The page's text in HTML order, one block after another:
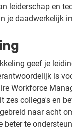
leiderschap en
je daadwerkelijk
geef je
is
Workforce
zes collega's en
naar acht
te